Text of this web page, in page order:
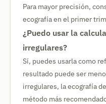
Para mayor precisión,
ecografía en el primer
¿Puedo usar la
irregulares?
Sí, puedes usarla como
resultado puede ser
irregulares, la ecografía
método más